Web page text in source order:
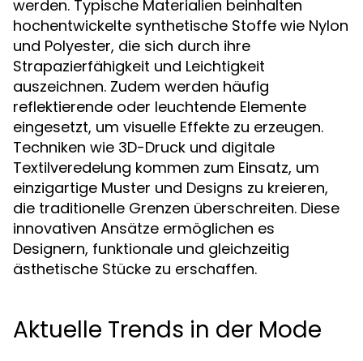
werden. Typische Materialien beinhalten
hochentwickelte synthetische Stoffe wie Nylon
und Polyester, die sich durch ihre
Strapazierfähigkeit und Leichtigkeit
auszeichnen. Zudem werden häufig
reflektierende oder leuchtende Elemente
eingesetzt, um visuelle Effekte zu erzeugen.
Techniken wie 3D-Druck und digitale
Textilveredelung kommen zum Einsatz, um
einzigartige Muster und Designs zu kreieren,
die traditionelle Grenzen überschreiten. Diese
innovativen Ansätze ermöglichen es
Designern, funktionale und gleichzeitig
ästhetische Stücke zu erschaffen.
Aktuelle Trends in der Mode